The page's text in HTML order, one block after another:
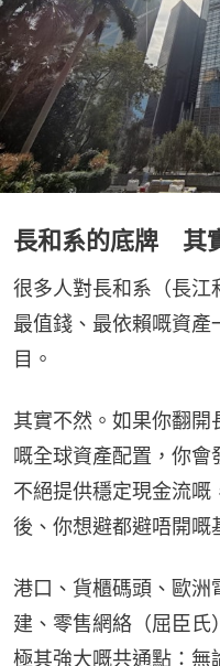
長和系的底牌 其
很多人對長和系（長江
最值錢、最依賴嘅資產
目。
其實不然。如果你翻開
嘅全球資產配置，你
不絕提供穩定現金流嘅
後、你想避都避唔開嘅
港口、貨櫃碼頭、歐洲
建、零售網絡（屈臣
極其強大嘅共通點：無